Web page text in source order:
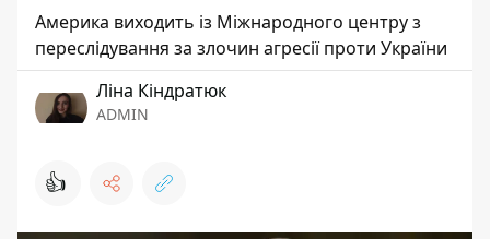
Америка виходить із Міжнародного центру з
переслідування за злочин агресії проти України
Ліна Кіндратюк
ADMIN
👍